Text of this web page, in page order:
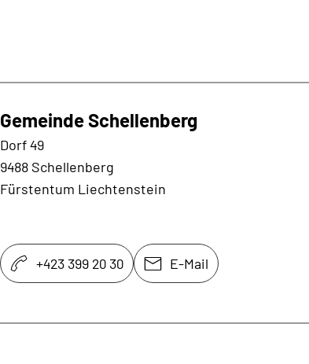
Gemeinde Schellenberg
Dorf 49
9488 Schellenberg
Fürstentum Liechtenstein
+423 399 20 30 E-Mail